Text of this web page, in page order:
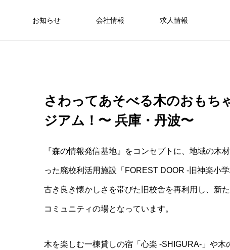
お知らせ 会社情報 求人情報
さわってあそべる木のおもち
ジアム！〜 兵庫・丹波〜
『森の情報発信基地』をコンセプトに、地域の木
った廃校利活用施設「FOREST DOOR -旧神楽小学
古き良き懐かしさを帯びた旧校舎を再利用し、新
コミュニティの場となっています。
木を楽しむ一棟貸しの宿「心楽 -SHIGURA-」や木